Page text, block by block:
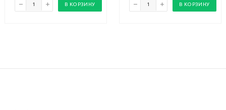
В КОРЗИНУ В КОРЗИНУ